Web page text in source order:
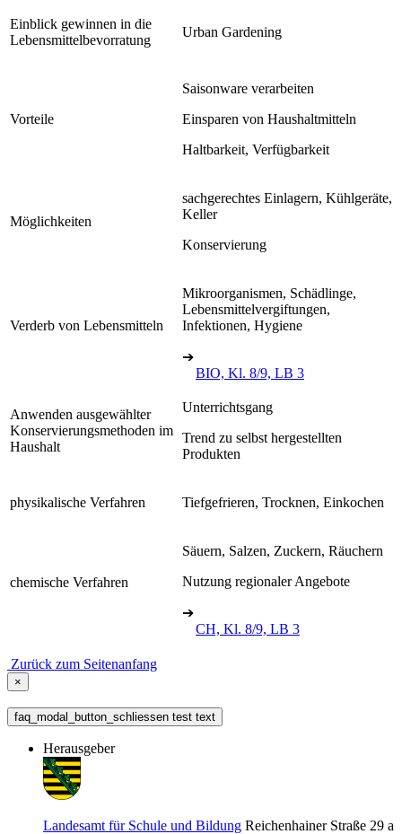
Einblick gewinnen in die
Lebensmittelbevorratung
Urban Gardening
Vorteile
Saisonware verarbeiten
Einsparen von Haushaltmitteln
Haltbarkeit, Verfügbarkeit
Möglichkeiten
sachgerechtes Einlagern, Kühlgeräte,
Keller
Konservierung
Verderb von Lebensmitteln
Mikroorganismen, Schädlinge,
Lebensmittelvergiftungen,
Infektionen, Hygiene
➔
BIO, Kl. 8/9, LB 3
Anwenden ausgewählter
Konservierungsmethoden im
Haushalt
Unterrichtsgang
Trend zu selbst hergestellten
Produkten
physikalische Verfahren Tiefgefrieren, Trocknen, Einkochen
chemische Verfahren
Säuern, Salzen, Zuckern, Räuchern
Nutzung regionaler Angebote
➔
CH, Kl. 8/9, LB 3
Zurück zum Seitenanfang
×
faq_modal_button_schliessen test text
Herausgeber
Landesamt für Schule und Bildung Reichenhainer Straße 29 a